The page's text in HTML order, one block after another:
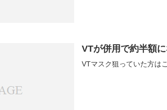
VTが併用で約半額
VTマスク狙っていた方